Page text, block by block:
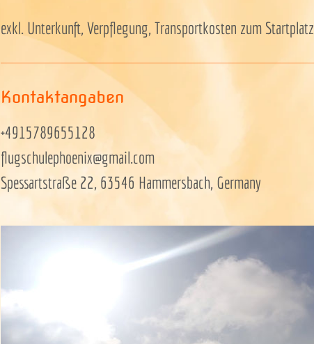
exkl. Unterkunft, Verpflegung, Transportkosten zum Startplatz
Kontaktangaben
+4915789655128
flugschulephoenix@gmail.com
Spessartstraße 22, 63546 Hammersbach, Germany